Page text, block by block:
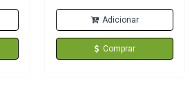
Adicionar
Comprar